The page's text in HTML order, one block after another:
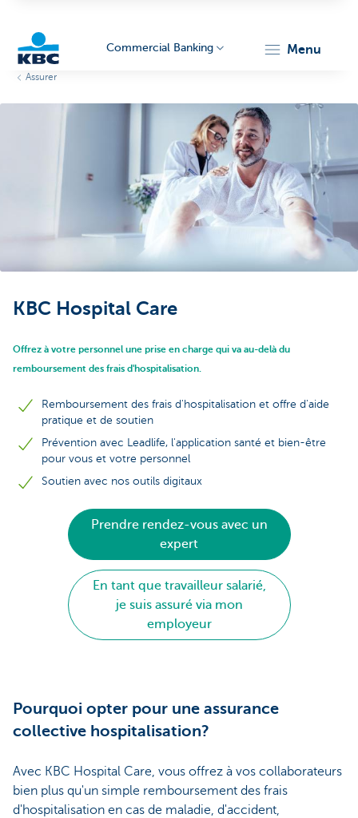
Commercial Banking menu
Assurer
KBC Hospital Care
Offrez à votre personnel une prise en charge qui va au-delà du
remboursement des frais d'hospitalisation.
Remboursement des frais d'hospitalisation et offre d'aide
pratique et de soutien
Prévention avec Leadlife, l'application santé et bien-être
pour vous et votre personnel
Soutien avec nos outils digitaux
Prendre rendez-vous avec un
expert
En tant que travailleur salarié,
je suis assuré via mon
employeur
Pourquoi opter pour une assurance
collective hospitalisation?
Avec KBC Hospital Care, vous offrez à vos collaborateurs
bien plus qu'un simple remboursement des frais
d'hospitalisation en cas de maladie, d'accident,